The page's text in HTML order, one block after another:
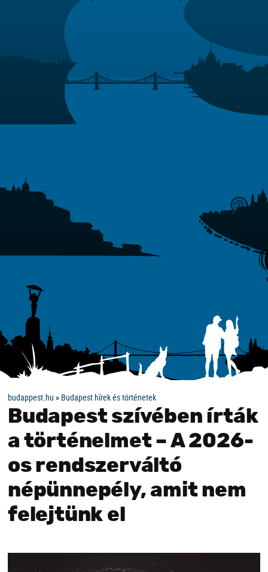
budappest.hu » Budapest hírek és történetek
Budapest szívében írták
a történelmet – A 2026-
os rendszerváltó
népünnepély, amit nem
felejtünk el